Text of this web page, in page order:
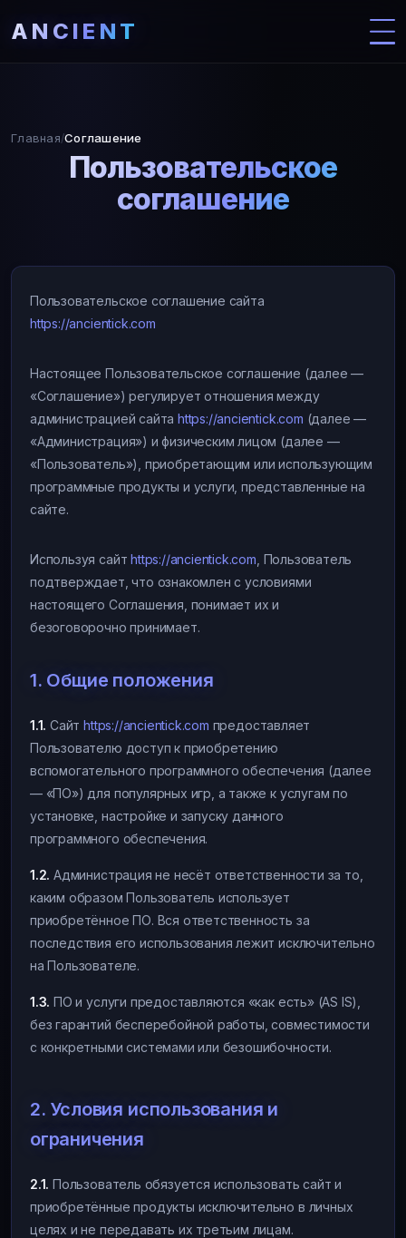
ANCIENT
Главная/Соглашение
Пользовательское
соглашение
Пользовательское соглашение сайта
https://ancientick.com
Настоящее Пользовательское соглашение (далее —
«Соглашение») регулирует отношения между
администрацией сайта https://ancientick.com (далее —
«Администрация») и физическим лицом (далее —
«Пользователь»), приобретающим или использующим
программные продукты и услуги, представленные на
сайте.
Используя сайтhttps://ancientick.com , Пользователь
подтверждает, что ознакомлен с условиями
настоящего Соглашения, понимает их и
безоговорочно принимает.
1. Общие положения
1.1. Сайтhttps://ancientick.com предоставляет
Пользователю доступ к приобретению
вспомогательного программного обеспечения (далее
— «ПО») для популярных игр, а также к услугам по
установке, настройке и запуску данного
программного обеспечения.
1.2. Администрация не несёт ответственности за то,
каким образом Пользователь использует
приобретённое ПО. Вся ответственность за
последствия его использования лежит исключительно
на Пользователе.
1.3. ПО и услуги предоставляются «как есть» (AS IS),
без гарантий бесперебойной работы, совместимости
с конкретными системами или безошибочности.
2. Условия использования и
ограничения
2.1. Пользователь обязуется использовать сайт и
приобретённые продукты исключительно в личных
целях и не передавать их третьим лицам.